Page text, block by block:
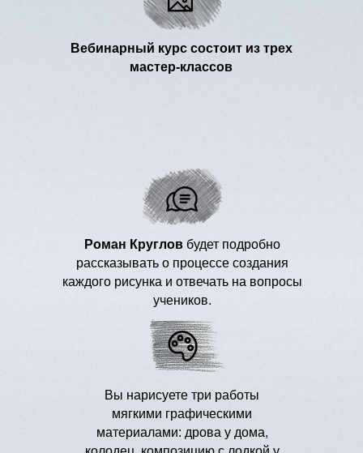
Цветные карандаши
оранжевый, зеленыйв бруске, в карандаше и
ретушный карандаш (с добавлением
Вебинарный курс состоит из трех
мастер-классов
Роман Кругловбудет подробно
рассказывать о процессе создания
каждого рисунка и отвечать на вопросы
учеников.
Вы нарисуете три работы
мягкими графическими
материалами: дрова у дома,